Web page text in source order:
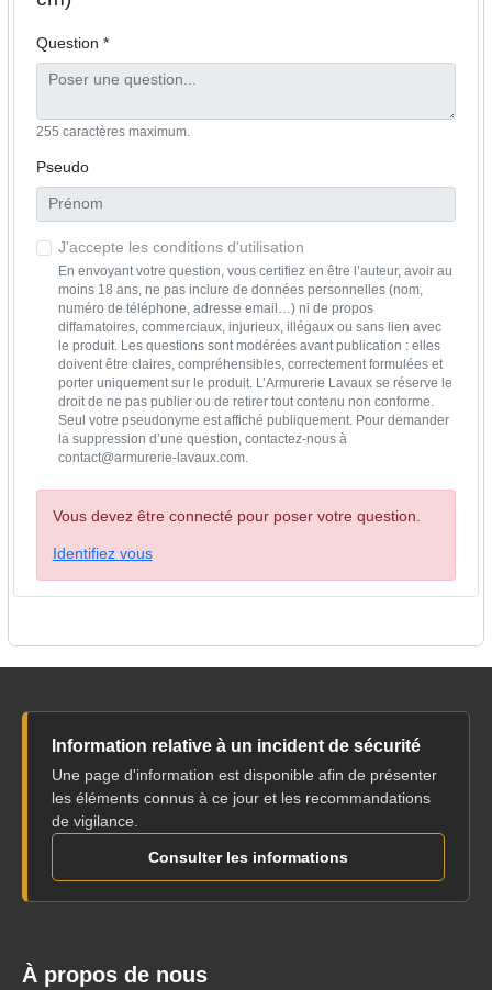
Question *
255 caractères maximum.
Pseudo
J'accepte les conditions d'utilisation
En envoyant votre question, vous certifiez en être l’auteur, avoir au
moins 18 ans, ne pas inclure de données personnelles (nom,
numéro de téléphone, adresse email…) ni de propos
diffamatoires, commerciaux, injurieux, illégaux ou sans lien avec
le produit. Les questions sont modérées avant publication : elles
doivent être claires, compréhensibles, correctement formulées et
porter uniquement sur le produit. L’Armurerie Lavaux se réserve le
droit de ne pas publier ou de retirer tout contenu non conforme.
Seul votre pseudonyme est affiché publiquement. Pour demander
la suppression d’une question, contactez-nous à
contact@armurerie-lavaux.com.
Vous devez être connecté pour poser votre question.
Identifiez vous
Information relative à un incident de sécurité
Une page d'information est disponible afin de présenter
les éléments connus à ce jour et les recommandations
de vigilance.
Consulter les informations
À propos de nous